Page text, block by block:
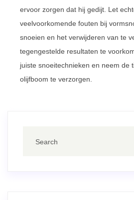
ervoor zorgen dat hij gedijt. Let
veelvoorkomende fouten bij
snoeien en het verwijderen van te
tegengestelde resultaten te
juiste snoeitechnieken en neem de
olijfboom te verzorgen.